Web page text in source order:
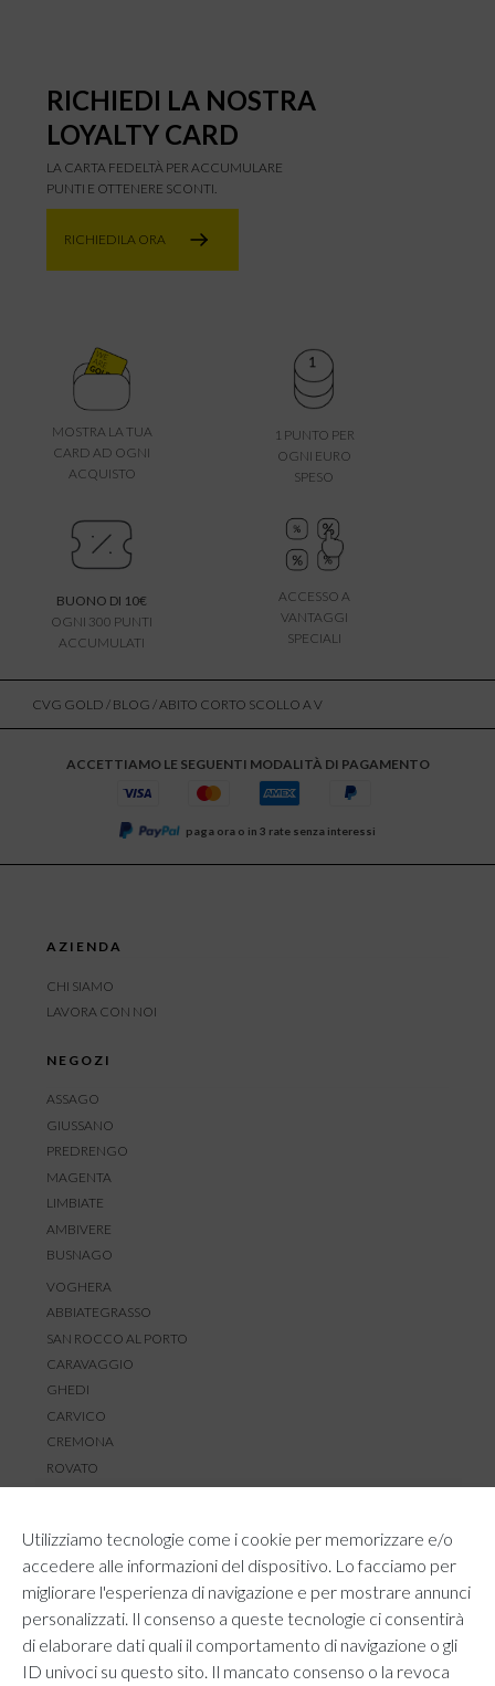
Utilizziamo tecnologie come i cookie per memorizzare e/o
accedere alle informazioni del dispositivo. Lo facciamo per
migliorare l'esperienza di navigazione e per mostrare annunci
personalizzati. Il consenso a queste tecnologie ci consentirà
di elaborare dati quali il comportamento di navigazione o gli
ID univoci su questo sito. Il mancato consenso o la revoca
RICHIEDI LA NOSTRA
LOYALTY CARD
LA CARTA FEDELTÀ PER ACCUMULARE
PUNTI E OTTENERE SCONTI.
RICHIEDILA ORA
MOSTRA LA TUA
CARD AD OGNI
ACQUISTO
1 PUNTO PER
OGNI EURO
SPESO
BUONO DI 10€
OGNI 300 PUNTI
ACCUMULATI
ACCESSO A
VANTAGGI
SPECIALI
CVG GOLD / BLOG / ABITO CORTO SCOLLO A V
ACCETTIAMO LE SEGUENTI MODALITÀ DI PAGAMENTO
paga ora o in 3 rate senza interessi
AZIENDA
CHI SIAMO
LAVORA CON NOI
NEGOZI
ASSAGO
GIUSSANO
PREDRENGO
MAGENTA
LIMBIATE
AMBIVERE
BUSNAGO
VOGHERA
ABBIATEGRASSO
SAN ROCCO AL PORTO
CARAVAGGIO
GHEDI
CARVICO
CREMONA
ROVATO
RESI E RIMBORSI
REGOLAMENTO LOYALTY